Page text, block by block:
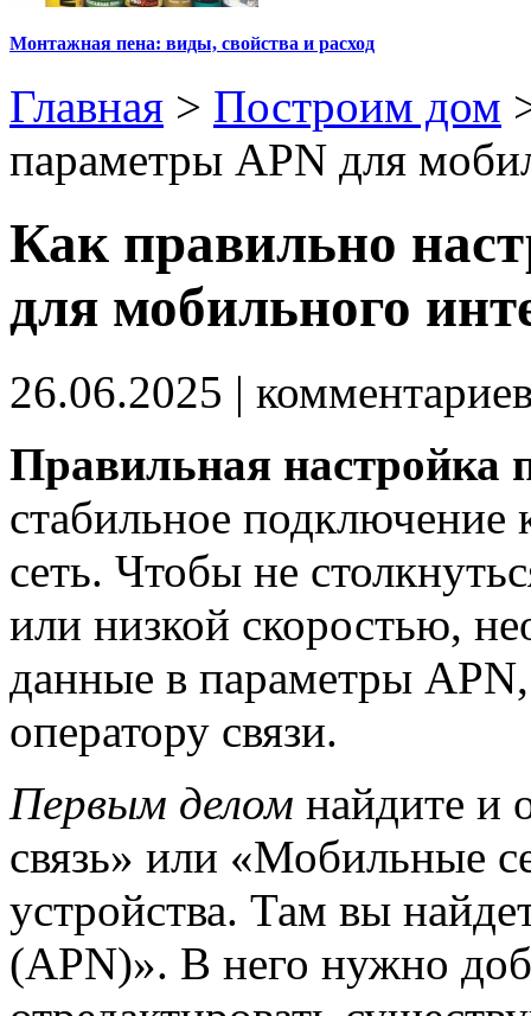
Монтажная пена: виды, свойства и расход
Главная > Построим дом
параметры APN для
Как правильно
для мобильного
26.06.2025 |
Правильная настройка
стабильное подключение
сеть. Чтобы не
или низкой скоростью,
данные в параметры
оператору связи.
Первым делом найдите и
связь» или «Мобильные
устройства. Там вы
(APN)». В него нужно